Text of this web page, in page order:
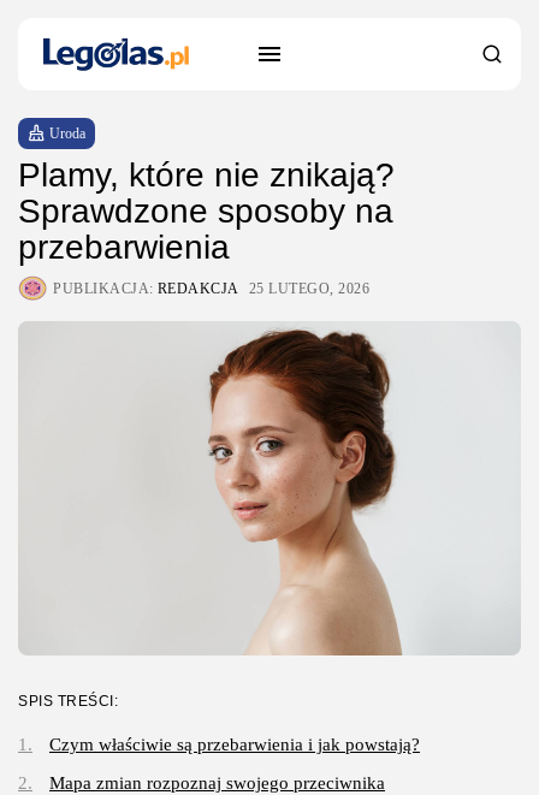
Uroda
Plamy, które nie znikają?
Sprawdzone sposoby na
przebarwienia
PUBLIKACJA: REDAKCJA 25 LUTEGO, 2026
SPIS TREŚCI:
Czym właściwie są przebarwienia i jak powstają?
Mapa zmian rozpoznaj swojego przeciwnika